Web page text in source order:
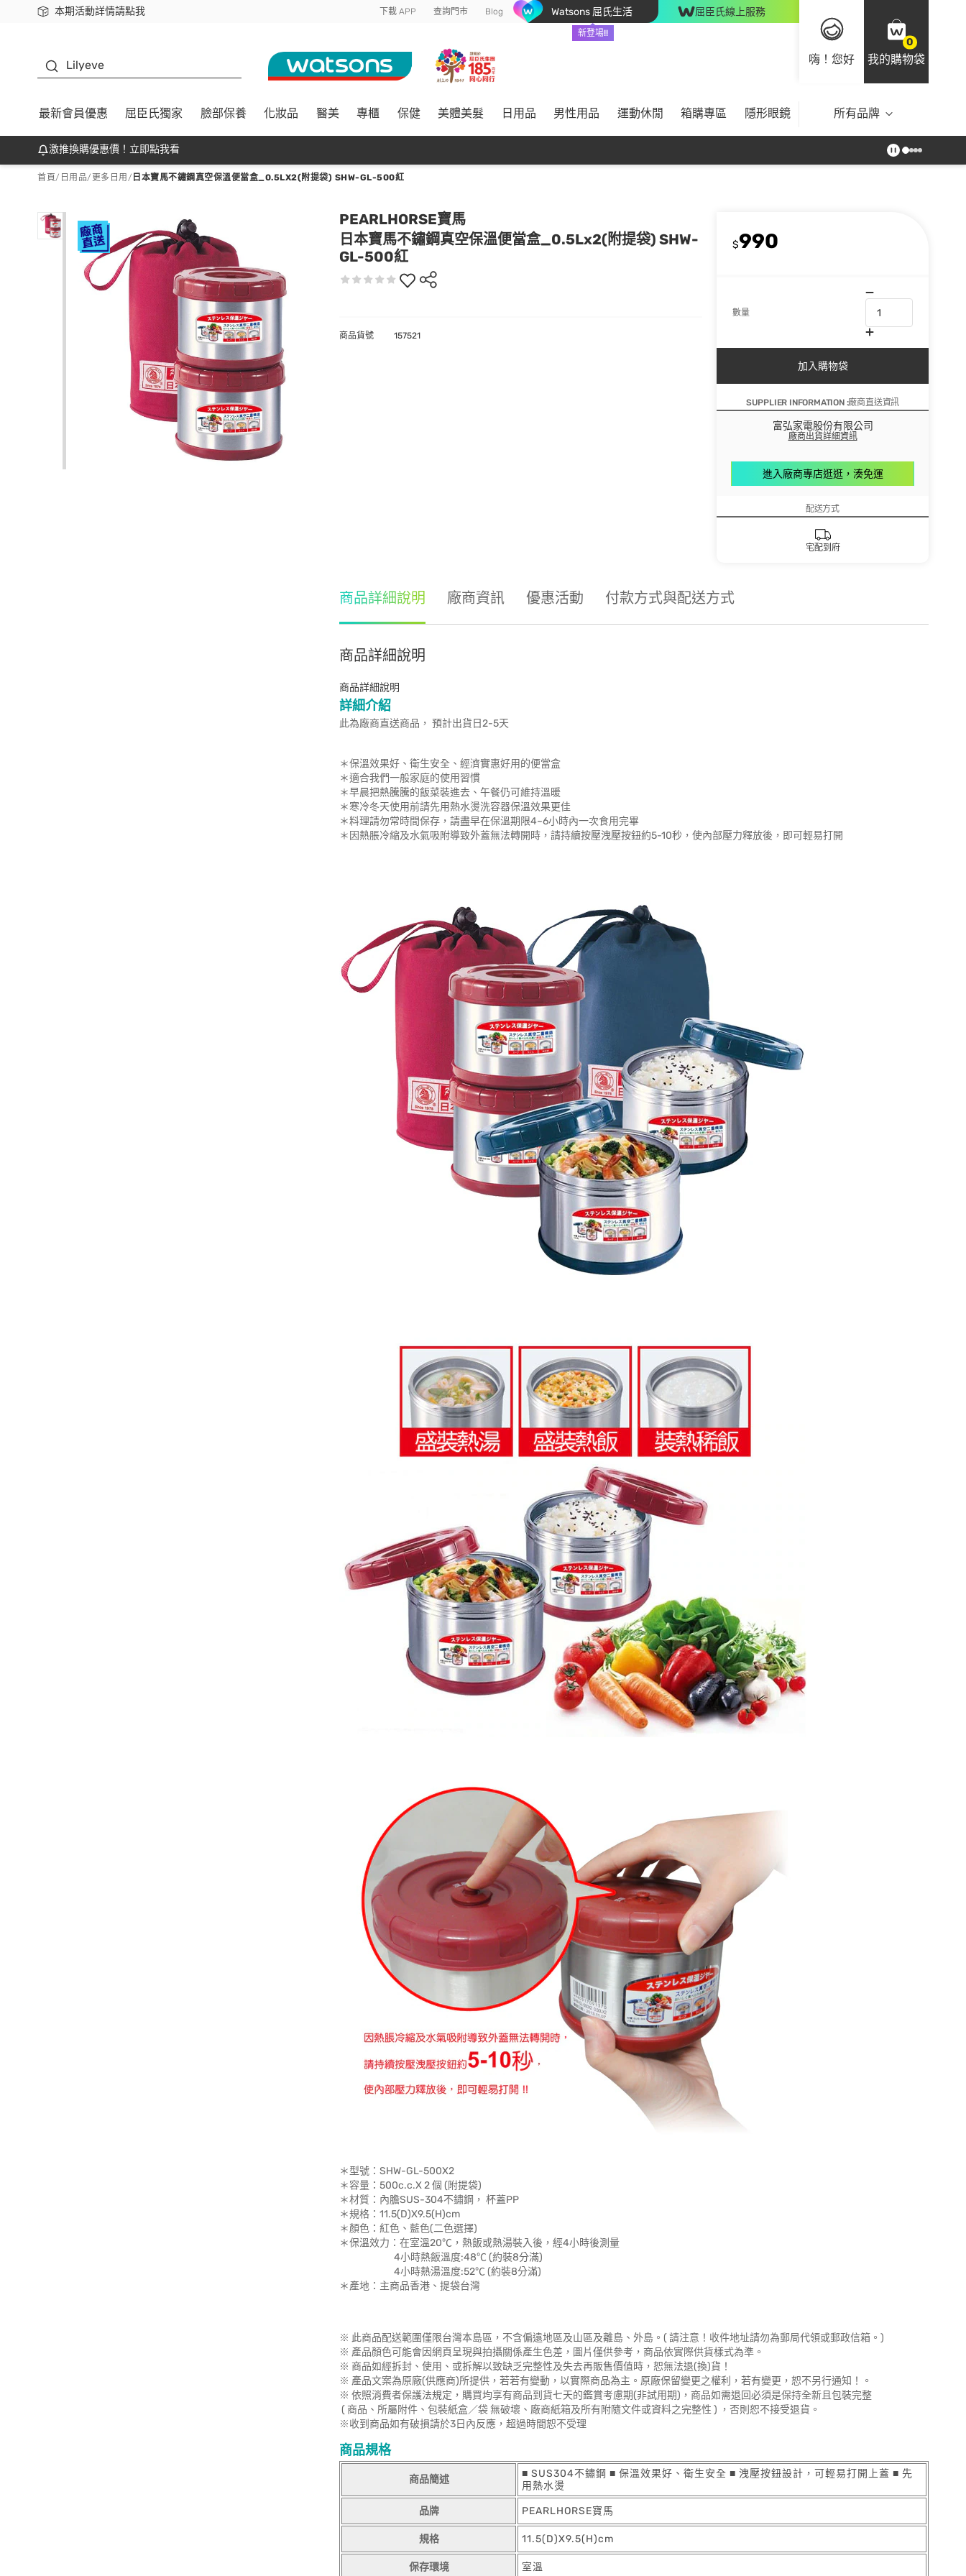
本期活動詳情請點我
下載app最高回饋$350 下載 APP 查詢門市 Blog Watsons 屈氏生活
新登場!!
屈臣氏線上服務
嗨！您好
0
我的購物袋
Lilyeve
最新會員優惠 屈臣氏獨家 臉部保養 化妝品 醫美 專櫃 保健 美體美髮 日用品 男性用品 運動休閒 箱購專區 隱形眼鏡 所有品牌
激推換購優惠價！立即點我看
首頁/ 日用品/ 更多日用 / 日本寶馬不鏽鋼真空保溫便當盒_0.5LX2(附提袋) SHW-GL-500紅
PEARLHORSE寶馬
日本寶馬不鏽鋼真空保溫便當盒_0.5Lx2(附提袋) SHW-
GL-500紅
$990
數量
加入購物袋
SUPPLIER INFORMATION :廠商直送資訊
富弘家電股份有限公司
廠商出貨詳細資訊
進入廠商專店逛逛，湊免運
配送方式
宅配到府
商品貨號 157521
商品詳細說明 廠商資訊 優惠活動 付款方式與配送方式
商品詳細說明
商品詳細說明
詳細介紹
此為廠商直送商品， 預計出貨日2-5天
＊保溫效果好、衛生安全、經濟實惠好用的便當盒
＊適合我們一般家庭的使用習慣
＊早晨把熱騰騰的飯菜裝進去、午餐仍可維持溫暖
＊寒冷冬天使用前請先用熱水燙洗容器保溫效果更佳
＊料理請勿常時間保存，請盡早在保溫期限4~6小時內一次食用完畢
＊因熱脹冷縮及水氣吸附導致外蓋無法轉開時，請持續按壓洩壓按鈕約5-10秒，使內部壓力釋放後，即可輕易打開
＊型號：SHW-GL-500X2
＊容量：500c.c.X 2 個 (附提袋)
＊材質：內膽SUS-304不鏽鋼， 杯蓋PP
＊規格：11.5(D)X9.5(H)cm
＊顏色：紅色、藍色(二色選擇)
＊保溫效力：在室溫20℃，熱飯或熱湯裝入後，經4小時後測量
4小時熱飯溫度:48℃ (約裝8分滿)
4小時熱湯溫度:52℃ (約裝8分滿)
＊產地：主商品香港、提袋台灣
※ 此商品配送範圍僅限台灣本島區，不含偏遠地區及山區及離島、外島。( 請注意！收件地址請勿為郵局代領或郵政信箱。)
※ 產品顏色可能會因網頁呈現與拍攝關係產生色差，圖片僅供參考，商品依實際供貨樣式為準。
※ 商品如經拆封、使用、或拆解以致缺乏完整性及失去再販售價值時，恕無法退(換)貨！
※ 產品文案為原廠(供應商)所提供，若若有變動，以實際商品為主。原廠保留變更之權利，若有變更，恕不另行通知！。
※ 依照消費者保護法規定，購買均享有商品到貨七天的鑑賞考慮期(非試用期)，商品如需退回必須是保持全新且包裝完整
( 商品、所屬附件、包裝紙盒／袋 無破壞、廠商紙箱及所有附隨文件或資料之完整性 ) ，否則恕不接受退貨。
※收到商品如有破損請於3日內反應，超過時間恕不受理
商品規格
商品簡述
■ SUS304不鏽鋼 ■ 保溫效果好、衛生安全 ■ 洩壓按鈕設計，可輕易打開上蓋 ■ 先
用熱水燙
品牌 PEARLHORSE寶馬
規格 11.5(D)X9.5(H)cm
保存環境 室溫